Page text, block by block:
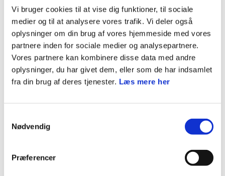
Vi bruger cookies til at vise dig funktioner, til sociale
medier og til at analysere vores trafik. Vi deler også
oplysninger om din brug af vores hjemmeside med vores
partnere inden for sociale medier og analysepartnere.
Vores partnere kan kombinere disse data med andre
oplysninger, du har givet dem, eller som de har indsamlet
fra din brug af deres tjenester. Læs mere her
Nødvendig
Præferencer
Gå til TRACK forsiden
Information
Adventurespejd (liga)